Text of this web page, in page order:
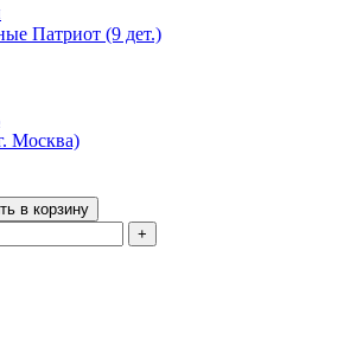
Патриот (9 дет.)
Москва)
в корзину
+